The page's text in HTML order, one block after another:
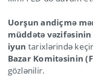
Uorşun andiçmə
müddətə vəzifəsinin
iyun tarixlərində
Bazar Komitəsinin
gözlənilir.